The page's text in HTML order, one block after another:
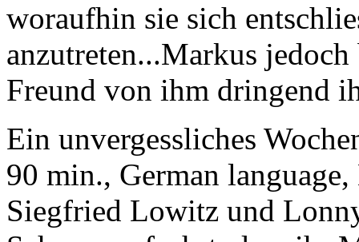
woraufhin sie sich
anzutreten...Markus
Freund von ihm dringend
Ein unvergessliches
90 min., German
Siegfried Lowitz und